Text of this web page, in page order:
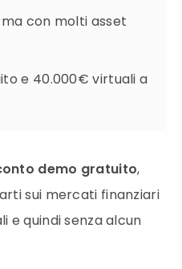
con molti asset
e 40.000€ virtuali a
demo gratuito,
sui mercati finanziari
e quindi senza alcun